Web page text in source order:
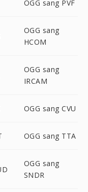
OGG sang PVF
OGG sang
HCOM
OGG sang
IRCAM
OGG sang CVU
OGG sang TTA
OGG sang
SNDR